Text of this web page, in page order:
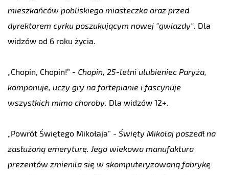
mieszkańców pobliskiego miasteczka oraz przed
dyrektorem cyrku poszukującym nowej "gwiazdy". Dla
widzów od 6 roku życia.
„Chopin, Chopin!” - Chopin, 25-letni ulubieniec Paryża,
komponuje, uczy gry na fortepianie i fascynuje
wszystkich mimo choroby. Dla widzów 12+.
„Powrót Świętego Mikołaja” - Święty Mikołaj poszedł na
zasłużoną emeryturę. Jego wiekowa manufaktura
prezentów zmieniła się w skomputeryzowaną fabrykę